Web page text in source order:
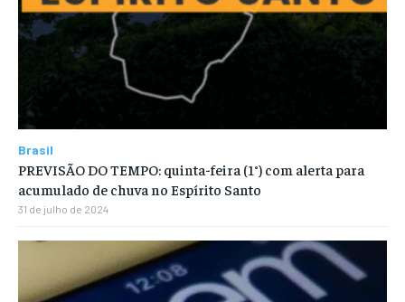
Brasil
PREVISÃO DO TEMPO: quinta-feira (1°) com alerta para
acumulado de chuva no Espírito Santo
31 de julho de 2024